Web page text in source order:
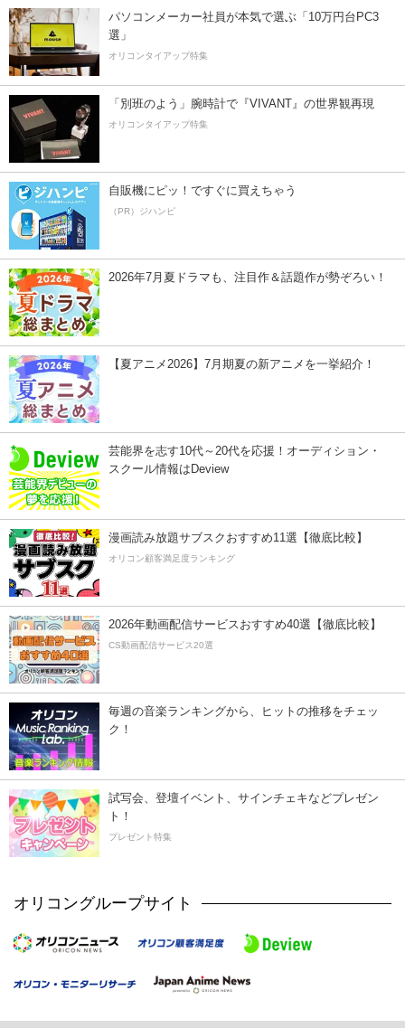
パソコンメーカー社員が本気で選ぶ「10万円台PC3
選」
オリコンタイアップ特集
「別班のよう」腕時計で『VIVANT』の世界観再現
オリコンタイアップ特集
自販機にピッ！ですぐに買えちゃう
（PR）ジハンピ
2026年7月夏ドラマも、注目作＆話題作が勢ぞろい！
【夏アニメ2026】7月期夏の新アニメを一挙紹介！
芸能界を志す10代～20代を応援！オーディション・
スクール情報はDeview
漫画読み放題サブスクおすすめ11選【徹底比較】
オリコン顧客満足度ランキング
2026年動画配信サービスおすすめ40選【徹底比較】
CS動画配信サービス20選
毎週の音楽ランキングから、ヒットの推移をチェッ
ク！
試写会、登壇イベント、サインチェキなどプレゼン
ト！
プレゼント特集
オリコングループサイト